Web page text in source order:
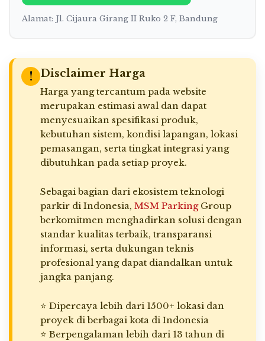
Alamat: Jl. Cijaura Girang II Ruko 2 F, Bandung
! Disclaimer Harga
Harga yang tercantum pada website
merupakan estimasi awal dan dapat
menyesuaikan spesifikasi produk,
kebutuhan sistem, kondisi lapangan, lokasi
pemasangan, serta tingkat integrasi yang
dibutuhkan pada setiap proyek.
Sebagai bagian dari ekosistem teknologi
parkir di Indonesia, MSM ParkingGroup
berkomitmen menghadirkan solusi dengan
standar kualitas terbaik, transparansi
informasi, serta dukungan teknis
profesional yang dapat diandalkan untuk
jangka panjang.
⭐ Dipercaya lebih dari 1500+ lokasi dan
proyek di berbagai kota di Indonesia
⭐ Berpengalaman lebih dari 13 tahun di